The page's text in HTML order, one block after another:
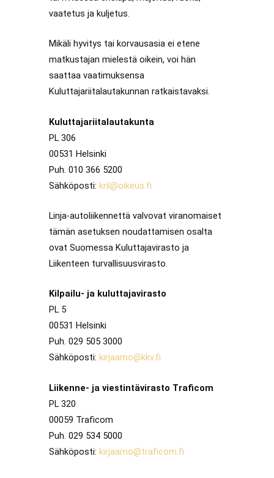
vaatetus ja kuljetus.
Mikäli hyvitys tai korvausasia ei etene
matkustajan mielestä oikein, voi hän
saattaa vaatimuksensa
Kuluttajariitalautakunnan ratkaistavaksi.
Kuluttajariitalautakunta
PL 306
00531 Helsinki
Puh. 010 366 5200
Sähköposti: kril@oikeus.fi
Linja-autoliikennettä valvovat viranomaiset
tämän asetuksen noudattamisen osalta
ovat Suomessa Kuluttajavirasto ja
Liikenteen turvallisuusvirasto.
Kilpailu- ja kuluttajavirasto
PL 5
00531 Helsinki
Puh. 029 505 3000
Sähköposti: kirjaamo@kkv.fi
Liikenne- ja viestintävirasto Traficom
PL 320
00059 Traficom
Puh. 029 534 5000
Sähköposti: kirjaamo@traficom.fi